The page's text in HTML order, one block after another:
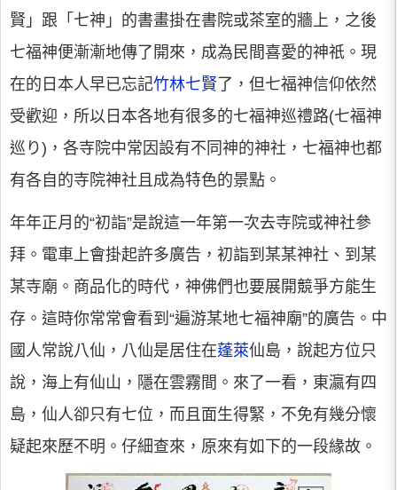
賢」跟「七神」的書畫掛在書院或茶室的牆上，之後
七福神便漸漸地傳了開來，成為民間喜愛的神祇。現
在的日本人早已忘記竹林七賢 了，但七福神信仰依然
受歡迎，所以日本各地有很多的七福神巡禮路(七福神
巡り)，各寺院中常因設有不同神的神社，七福神也都
有各自的寺院神社且成為特色的景點。
年年正月的“初詣”是說這一年第一次去寺院或神社參
拜。電車上會掛起許多廣告，初詣到某某神社、到某
某寺廟。商品化的時代，神佛們也要展開競爭方能生
存。這時你常常會看到“遍游某地七福神廟”的廣告。中
國人常說八仙，八仙是居住在蓬萊仙島，說起方位只
說，海上有仙山，隱在雲霧間。來了一看，東瀛有四
島，仙人卻只有七位，而且面生得緊，不免有幾分懷
疑起來歷不明。仔細查來，原來有如下的一段緣故。